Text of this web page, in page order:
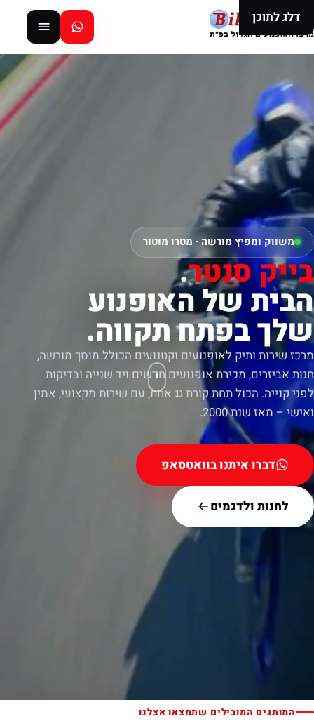
דלג לתוכן
משווק ומפיץ מורשה · מטרו מוטור
בייק סנטר.
הבית של האופנוע
שלך בפתח תקווה.
מרכז שירות ותיק לאופנועים וקטנועים הכולל מוסך מורשה,
חנות אביזרים, מכירת אופנועים חדשים ויד שנייה ובדיקות
לפני קנייה. הכול תחת קורת גג אחת, עם שירות מקצועי, אמין
ואישי – מאז שנת 2000.
דברו איתנו בוואטסאפ
לחנות ולדגמים
המותגים המובילים שתמצאו אצלנו